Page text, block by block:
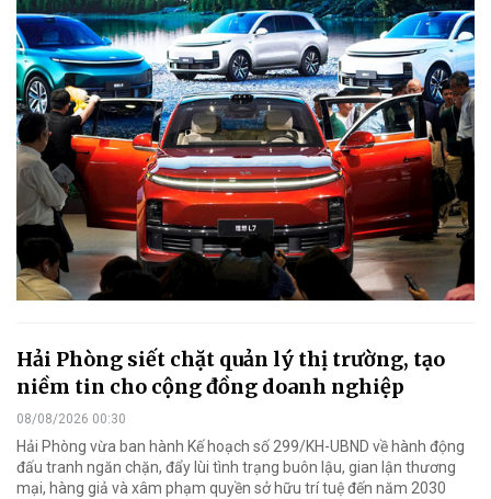
Hải Phòng siết chặt quản lý thị trường, tạo
niềm tin cho cộng đồng doanh nghiệp
08/08/2026 00:30
Hải Phòng vừa ban hành Kế hoạch số 299/KH-UBND về hành động
đấu tranh ngăn chặn, đẩy lùi tình trạng buôn lậu, gian lận thương
mại, hàng giả và xâm phạm quyền sở hữu trí tuệ đến năm 2030